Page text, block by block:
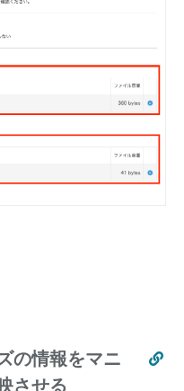
の情報をマニ
させる